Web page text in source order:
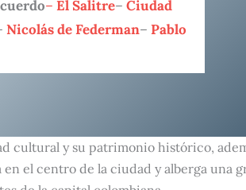
– El Salitre– Ciudad
Nicolás de Federman– Pablo
cultural y su patrimonio histórico,
el centro de la ciudad y alberga una